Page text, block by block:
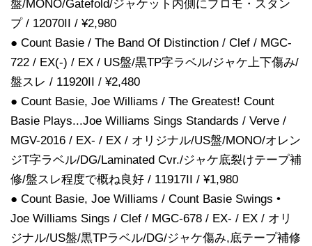
盤/MONO/Gatefold/ジャケット内側にプロモ・スタン
プ / 12070II / ¥2,980
● Count Basie / The Band Of Distinction / Clef / MGC-
722 / EX(-) / EX / US盤/黒TP字ラベル/ジャケ上下傷み/
盤スレ / 11920II / ¥2,480
● Count Basie, Joe Williams / The Greatest! Count
Basie Plays...Joe Williams Sings Standards / Verve /
MGV-2016 / EX- / EX / オリジナル/US盤/MONO/オレン
ジT字ラベル/DG/Laminated Cvr./ジャケ底裂けテープ補
修/盤スレ程度で概ね良好 / 11917II / ¥1,980
● Count Basie, Joe Williams / Count Basie Swings •
Joe Williams Sings / Clef / MGC-678 / EX- / EX / オリ
ジナル/US盤/黒TPラベル/DG/ジャケ傷み,底テープ補修